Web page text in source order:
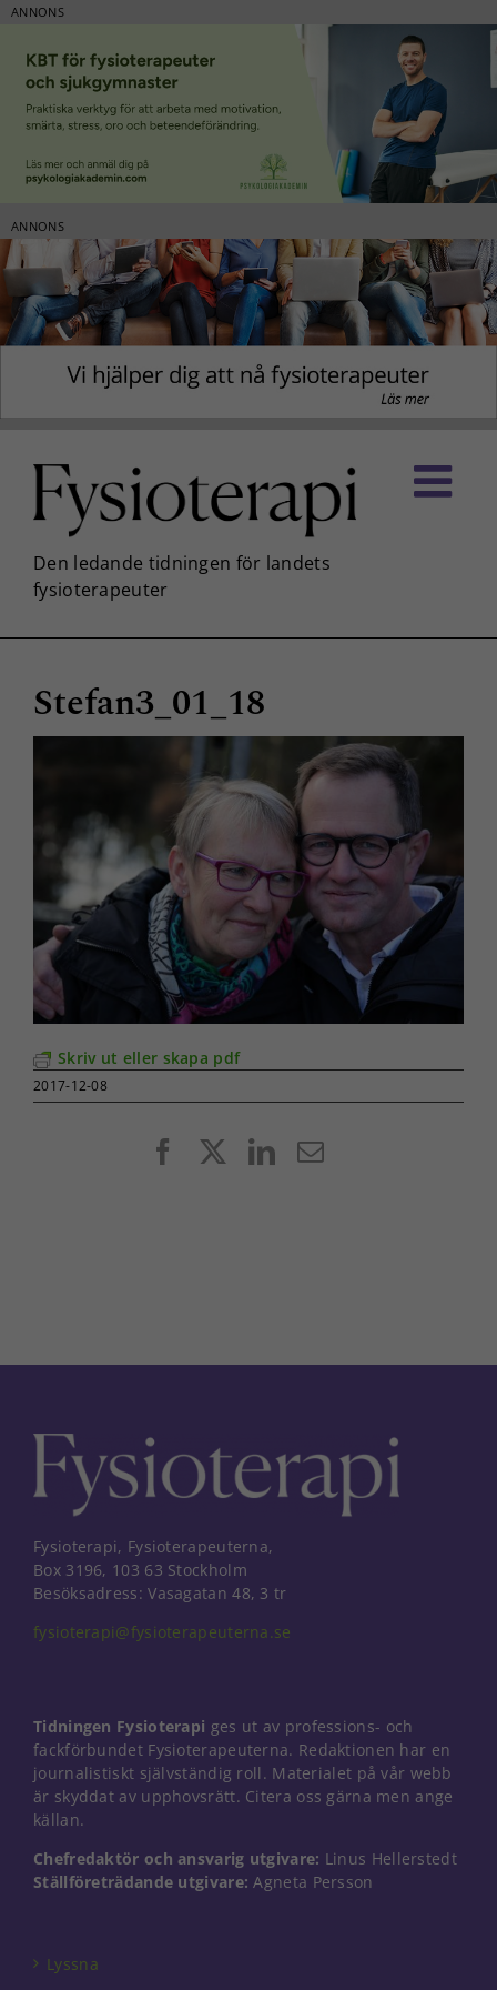
ANNONS
ANNONS
innehållet
Stefan3_01_18
Skriv ut eller skapa pdf
2017-12-08
FacebookLinkedIn
E-
Fysioterapi, Fysioterapeuterna,
Box 3196, 103 63 Stockholm
Besöksadress: Vasagatan 48, 3 tr
fysioterapi@fysioterapeuterna.se
Tidningen Fysioterapi ges ut av professions- och
fackförbundet Fysioterapeuterna. Redaktionen har en
journalistiskt självständig roll. Materialet på vår webb
är skyddat av upphovsrätt. Citera oss gärna men ange
källan.
Chefredaktör och ansvarig utgivare: Linus Hellerstedt
Ställföreträdande utgivare: Agneta Persson
Lyssna
Nödvändiga